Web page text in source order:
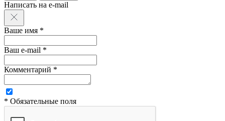
Написать на e-mail
Ваше имя *
Ваш e-mail *
Комментарий *
* Обязательные поля